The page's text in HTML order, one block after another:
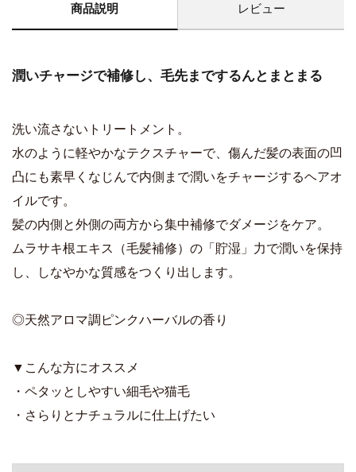
商品説明 レビュー
潤いチャージで補修し、毛先までするんとまとまる
洗い流さないトリートメント。
水のように軽やかなテクスチャーで、傷んだ髪の表面の凹
凸にも素早くなじんで内側まで潤いをチャージするヘアオ
イルです。
髪の内側と外側の両方から集中補修でダメージをケア。
ムラサキ根エキス（毛髪補修）の「貯湿」力で潤いを保持
し、しなやかな質感をつくり出します。
◎天然アロマ調ピンクハーバルの香り
▼こんな方にオススメ
・ペタッとしやすい細毛や猫毛
・さらりとナチュラルに仕上げたい